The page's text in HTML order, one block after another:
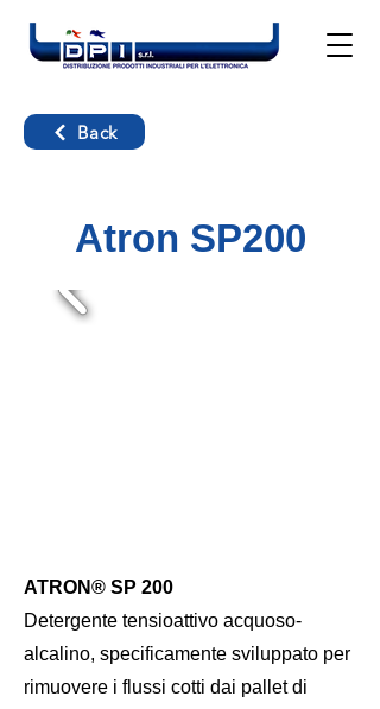
Back
Atron SP200
ATRON® SP 200
Detergente tensioattivo acquoso-
alcalino, specificamente sviluppato per
rimuovere i flussi cotti dai pallet di